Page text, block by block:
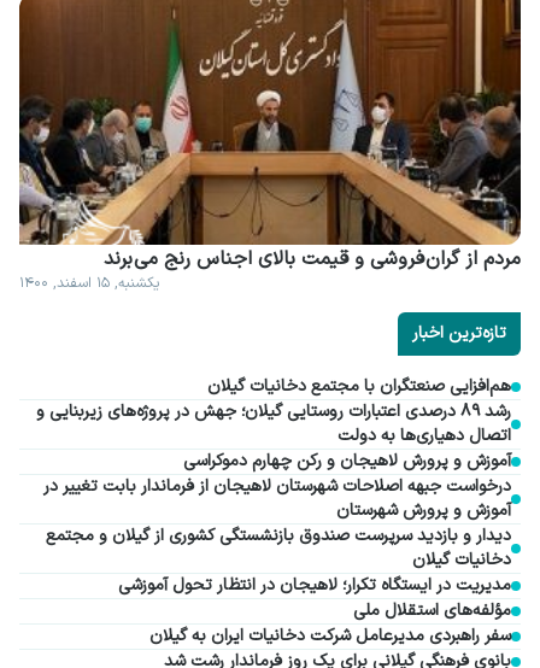
مردم از گران فروشی و قیمت بالای اجناس رنج می برند
یکشنبه, ۱۵ اسفند, ۱۴۰۰
تازه‌ترین اخبار
هم‌افزایی صنعتگران با مجتمع دخانیات گیلان
رشد ۸۹ درصدی اعتبارات روستایی گیلان؛ جهش در پروژه‌های زیربنایی و
اتصال دهیاری‌ها به دولت
آموزش و پرورش لاهیجان و رکن چهارم دموکراسی
درخواست جبهه اصلاحات شهرستان لاهیجان از فرماندار بابت تغییر در
آموزش و پرورش شهرستان
دیدار و بازدید سرپرست صندوق بازنشستگی کشوری از گیلان و مجتمع
دخانیات گیلان
مدیریت در ایستگاه تکرار؛ لاهیجان در انتظار تحول آموزشی
مؤلفه‌های استقلال ملی
سفر راهبردی مدیرعامل شرکت دخانیات ایران به گیلان
بانوی فرهنگی گیلانی برای یک روز فرماندار رشت شد